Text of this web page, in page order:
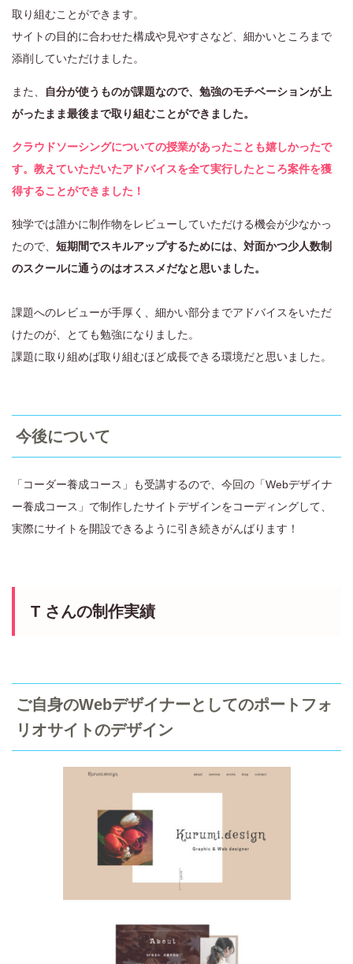
取り組むことができます。
サイトの目的に合わせた構成や見やすさなど、細かいところまで
添削していただけました。
また、
自分が使うものが課題なので、勉強のモチベーションが上
がったまま最後まで取り組むことができました。
クラウドソーシングについての授業があったことも嬉しかったで
す。教えていただいたアドバイスを全て実行したところ案件を獲
得することができました！
独学では誰かに制作物をレビューしていただける機会が少なかっ
たので、 短期間でスキルアップするためには、対面かつ少人数制
のスクールに通うのはオススメだなと思いました。
課題へのレビューが手厚く、細かい部分までアドバイスをいただ
けたのが、とても勉強になりました。
課題に取り組めば取り組むほど成長できる環境だと思いました。
今後について
「コーダー養成コース」も受講するので、今回の「Webデザイナ
ー養成コース」で制作したサイトデザインをコーディングして、
実際にサイトを開設できるように引き続きがんばります！
T さんの制作実績
ご自身のWebデザイナーとしてのポートフォ
リオサイトのデザイン